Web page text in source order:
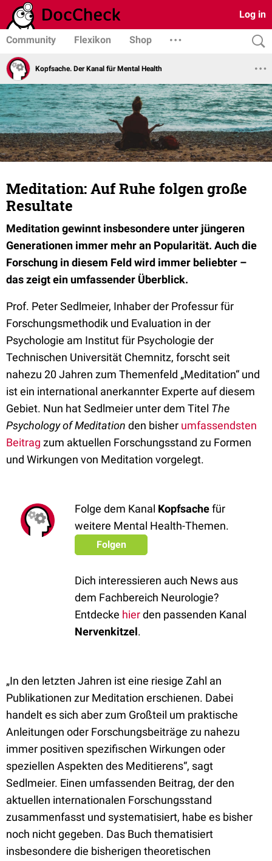
Log in
Community Flexikon Shop
Kopfsache. Der Kanal für Mental Health
Meditation: Auf Ruhe folgen große
Resultate
Meditation gewinnt insbesondere unter jüngeren
Generationen immer mehr an Popularität. Auch die
Forschung in diesem Feld wird immer beliebter –
das zeigt ein umfassender Überblick.
Prof. Peter Sedlmeier, Inhaber der Professur für
Forschungsmethodik und Evaluation in der
Psychologie am Institut für Psychologie der
Technischen Universität Chemnitz, forscht seit
nahezu 20 Jahren zum Themenfeld „Meditation“ und
ist ein international anerkannter Experte auf diesem
Gebiet. Nun hat Sedlmeier unter dem Titel The
Psychology of Meditation den bisher umfassendsten
Beitrag zum aktuellen Forschungsstand zu Formen
und Wirkungen von Meditation vorgelegt.
Folge dem Kanal Kopfsachefür
weitere Mental Health-Themen.
Folgen
Dich interessieren auch News aus
dem Fachbereich Neurologie?
Entdecke hierden passenden Kanal
Nervenkitzel.
„In den letzten Jahren ist eine riesige Zahl an
Publikationen zur Meditation erschienen. Dabei
handelt es sich aber zum Großteil um praktische
Anleitungen oder Forschungsbeiträge zu nahezu
immer positiven spezifischen Wirkungen oder
speziellen Aspekten des Meditierens“, sagt
Sedlmeier. Einen umfassenden Beitrag, der den
aktuellen internationalen Forschungsstand
zusammenfasst und systematisiert, habe es bisher
noch nicht gegeben. Das Buch thematisiert
insbesondere die bisherigen theoretischen